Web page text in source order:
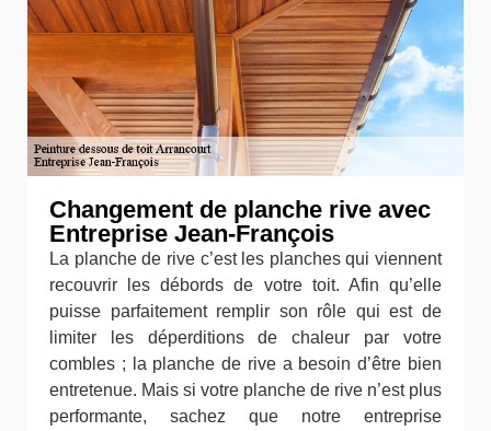
Changement de planche rive avec
Entreprise Jean-François
La planche de rive c’est les planches qui viennent
recouvrir les débords de votre toit. Afin qu’elle
puisse parfaitement remplir son rôle qui est de
limiter les déperditions de chaleur par votre
combles ; la planche de rive a besoin d’être bien
entretenue. Mais si votre planche de rive n’est plus
performante, sachez que notre entreprise